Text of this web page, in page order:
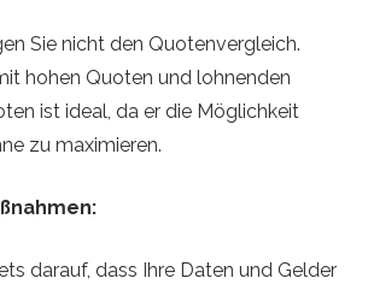
Sie nicht den Quotenvergleich.
hohen Quoten und lohnenden
ist ideal, da er die Möglichkeit
zu maximieren.
darauf, dass Ihre Daten und Gelder